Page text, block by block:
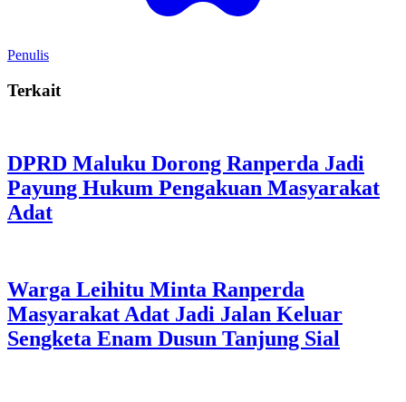
Penulis
Terkait
DPRD Maluku Dorong Ranperda Jadi
Payung Hukum Pengakuan Masyarakat
Adat
Warga Leihitu Minta Ranperda
Masyarakat Adat Jadi Jalan Keluar
Sengketa Enam Dusun Tanjung Sial